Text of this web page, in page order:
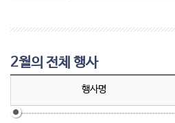
2월의 전체 행사
행사명